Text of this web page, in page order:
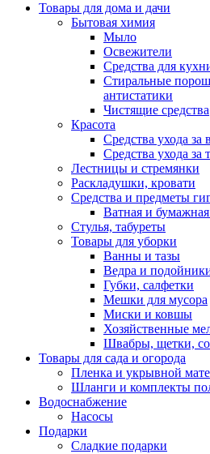
Товары для дома и дачи
Бытовая химия
Мыло
Освежители
Средства для
Стиральные
антистатики
Чистящие средства
Красота
Средства ухода за
Средства ухода за
Лестницы и стремянки
Раскладушки, кровати
Средства и предметы
Ватная и
Стулья, табуреты
Товары для уборки
Ванны и тазы
Ведра и
Губки, салфетки
Мешки для мусора
Миски и ковшы
Хозяйственные
Швабры, щетки,
Товары для сада и огорода
Пленка и укрывной
Шланги и комплекты
Водоснабжение
Насосы
Подарки
Cладкие подарки